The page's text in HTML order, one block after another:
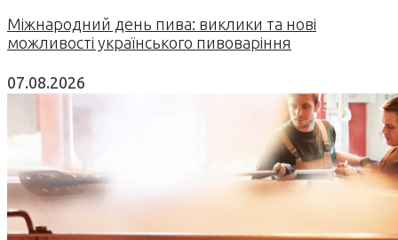
Міжнародний день пива: виклики та нові
можливості українського пивоваріння
07.08.2026